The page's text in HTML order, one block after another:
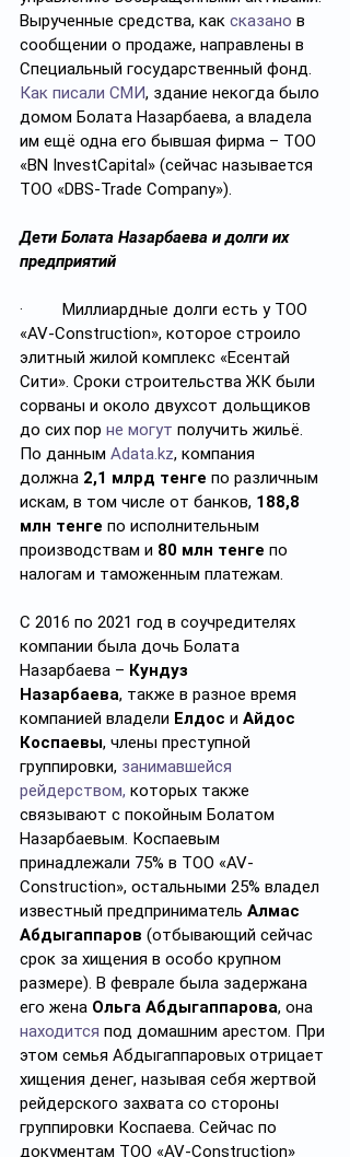
Вырученные средства, как сказано в
сообщении о продаже, направлены в
Специальный государственный фонд.
Как писали СМИ, здание некогда было
домом Болата Назарбаева, а владела
им ещё одна его бывшая фирма – ТОО
«BN InvestCapital» (сейчас называется
ТОО «DBS-Trade Company»).
Дети Болата Назарбаева и долги их
предприятий
·         Миллиардные долги есть у ТОО
«AV-Construction», которое строило
элитный жилой комплекс «Есентай
Сити». Сроки строительства ЖК были
сорваны и около двухсот дольщиков
до сих пор не могут получить жильё.
По данным Adata.kz, компания
должна 2,1 млрд тенге по различным
искам, в том числе от банков, 188,8
млн тенге по исполнительным
производствам и 80 млн тенге по
налогам и таможенным платежам.
С 2016 по 2021 год в соучредителях
компании была дочь Болата
Назарбаева – Кундуз
Назарбаева, также в разное время
компанией владели Елдос и Айдос
Коспаевы, члены преступной
группировки, занимавшейся
рейдерством, которых также
связывают с покойным Болатом
Назарбаевым. Коспаевым
принадлежали 75% в ТОО «AV-
Construction», остальными 25% владел
известный предприниматель Алмас
Абдыгаппаров (отбывающий сейчас
срок за хищения в особо крупном
размере). В феврале была задержана
его жена Ольга Абдыгаппарова, она
находится под домашним арестом. При
этом семья Абдыгаппаровых отрицает
хищения денег, называя себя жертвой
рейдерского захвата со стороны
группировки Коспаева. Сейчас по
документам ТОО «AV-Construction»